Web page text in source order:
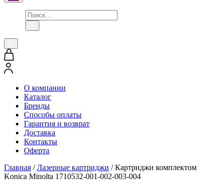
О компании
Каталог
Бренды
Способы оплаты
Гарантия и возврат
Доставка
Контакты
Оферта
Главная /Лазерные картриджи / Картриджи комплектом
Konica Minolta 1710532-001-002-003-004